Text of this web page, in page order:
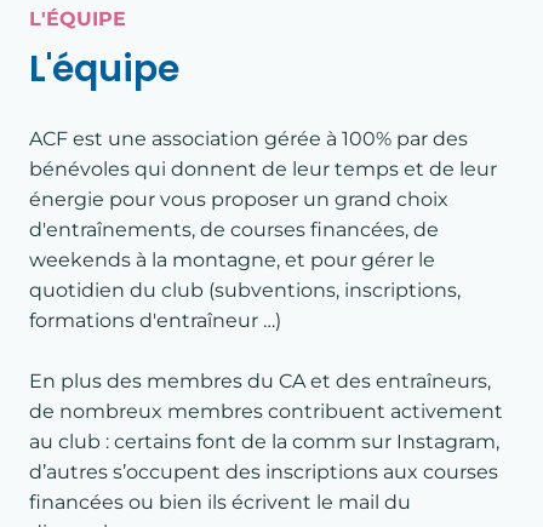
L'ÉQUIPE
L'équipe
ACF est une association gérée à 100% par des
bénévoles qui donnent de leur temps et de leur
énergie pour vous proposer un grand choix
d'entraînements, de courses financées, de
weekends à la montagne, et pour gérer le
quotidien du club (subventions, inscriptions,
formations d'entraîneur …)
En plus des membres du CA et des entraîneurs,
de nombreux membres contribuent activement
au club : certains font de la comm sur Instagram,
d’autres s’occupent des inscriptions aux courses
financées ou bien ils écrivent le mail du